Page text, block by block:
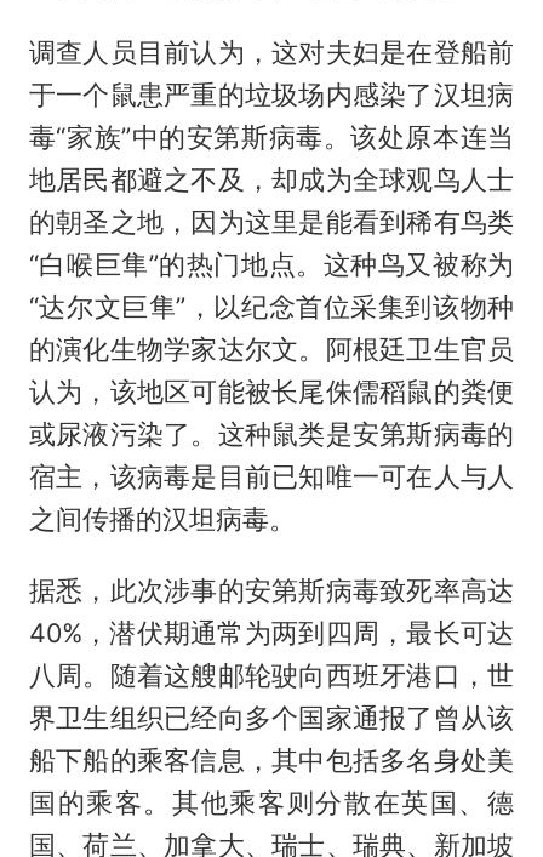
调查人员目前认为，这对夫妇是在登船前
于一个鼠患严重的垃圾场内感染了汉坦病
毒“家族”中的安第斯病毒。该处原本连当
地居民都避之不及，却成为全球观鸟人士
的朝圣之地，因为这里是能看到稀有鸟类
“白喉巨隼”的热门地点。这种鸟又被称为
“达尔文巨隼”，以纪念首位采集到该物种
的演化生物学家达尔文。阿根廷卫生官员
认为，该地区可能被长尾侏儒稻鼠的粪便
或尿液污染了。这种鼠类是安第斯病毒的
宿主，该病毒是目前已知唯一可在人与人
之间传播的汉坦病毒。
据悉，此次涉事的安第斯病毒致死率高达
40%，潜伏期通常为两到四周，最长可达
八周。随着这艘邮轮驶向西班牙港口，世
界卫生组织已经向多个国家通报了曾从该
船下船的乘客信息，其中包括多名身处美
国的乘客。其他乘客则分散在英国、德
国、荷兰、加拿大、瑞士、瑞典、新加坡